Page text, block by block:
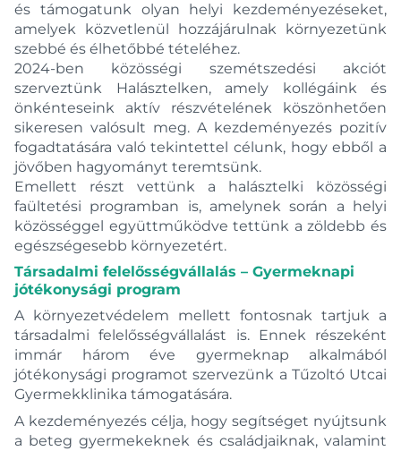
és támogatunk olyan helyi kezdeményezéseket,
amelyek közvetlenül hozzájárulnak környezetünk
szebbé és élhetőbbé tételéhez.
2024-ben közösségi szemétszedési akciót
szerveztünk Halásztelken, amely kollégáink és
önkénteseink aktív részvételének köszönhetően
sikeresen valósult meg. A kezdeményezés pozitív
fogadtatására való tekintettel célunk, hogy ebből a
jövőben hagyományt teremtsünk.
Emellett részt vettünk a halásztelki közösségi
faültetési programban is, amelynek során a helyi
közösséggel együttműködve tettünk a zöldebb és
egészségesebb környezetért.
Társadalmi felelősségvállalás – Gyermeknapi
jótékonysági program
A környezetvédelem mellett fontosnak tartjuk a
társadalmi felelősségvállalást is. Ennek részeként
immár három éve gyermeknap alkalmából
jótékonysági programot szervezünk a Tűzoltó Utcai
Gyermekklinika támogatására.
A kezdeményezés célja, hogy segítséget nyújtsunk
a beteg gyermekeknek és családjaiknak, valamint